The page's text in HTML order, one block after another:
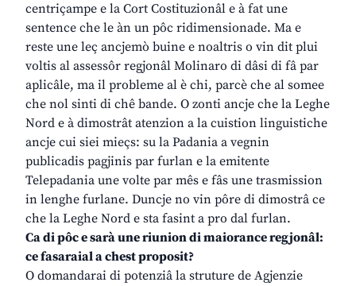
centriçampe e la Cort Costituzionâl e à fat une
sentence che le àn un pôc ridimensionade. Ma e
reste une leç ancjemò buine e noaltris o vin dit plui
voltis al assessôr regjonâl Molinaro di dâsi di fâ par
aplicâle, ma il probleme al è chi, parcè che al somee
che nol sinti di chê bande. O zonti ancje che la Leghe
Nord e à dimostrât atenzion a la cuistion linguistiche
ancje cui siei mieçs: su la Padania a vegnin
publicadis pagjinis par furlan e la emitente
Telepadania une volte par mês e fâs une trasmission
in lenghe furlane. Duncje no vin pôre di dimostrâ ce
che la Leghe Nord e sta fasint a pro dal furlan.
Ca di pôc e sarà une riunion di maiorance regjonâl:
ce fasaraial a chest proposit?
O domandarai di potenziâ la struture de Agjenzie